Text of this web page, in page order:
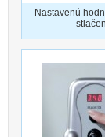
Nastavenú